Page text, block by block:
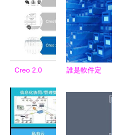
Creo 2.0
1.0 核心新
功能解析與
行業應用展
誰是軟件定